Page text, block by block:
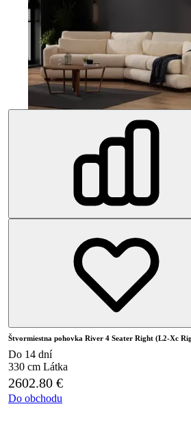
Štvormiestna pohovka River 4 Seater Right (L2-Xc
Do 14 dní
330 cm Látka
2602.80 €
Do obchodu